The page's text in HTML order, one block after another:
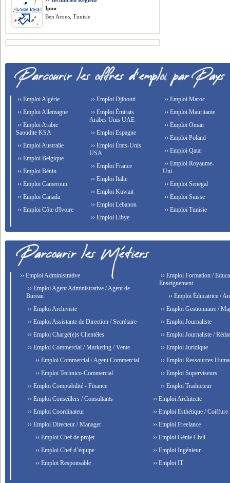
Ipmc
Ben Arous, Tunisie
›› Emploi Algérie
›› Emploi Allemagne
›› Emploi Arabie
Saoudite KSA
›› Emploi Australie
›› Emploi Belgique
›› Emploi Bénin
›› Emploi Cameroun
›› Emploi Canada
›› Emploi Côte d'Ivoire
›› Emploi Djibouti
›› Emploi Émirats
Arabes Unis UAE
›› Emploi Espagne
›› Emploi États-Unis
USA
›› Emploi France
›› Emploi Italie
›› Emploi Kuwait
›› Emploi Lebanon
›› Emploi Libye
›› Emploi Maroc
›› Emploi Mauritanie
›› Emploi Oman
›› Emploi Poland
›› Emploi Qatar
›› Emploi Royaume-
Uni
›› Emploi Senegal
›› Emploi Suisse
›› Emploi Tunisie
›› Emploi Administrative
›› Emploi Agent Administrative / Agent de
Bureau
›› Emploi Archiviste
›› Emploi Assistante de Direction / Secrétaire
›› Emploi Chargé(e)s Clientèles
›› Emploi Commercial / Marketing / Vente
›› Emploi Commercial / Agent Commercial
›› Emploi Technico-Commercial
›› Emploi Comptabilité - Finance
›› Emploi Conseillers / Consultants
›› Emploi Coordinateur
›› Emploi Directeur / Manager
›› Emploi Chef de projet
›› Emploi Chef d’équipe
›› Emploi Responsable
›› Emploi Formation /
Enseignement
›› Emploi Éducatrice /
›› Emploi Gestionnaire /
›› Emploi Journaliste
›› Emploi Journaliste /
›› Emploi Juridique
›› Emploi Ressources
›› Emploi Superviseurs
›› Emploi Traducteur
›› Emploi Architecte
›› Emploi Esthétique / Coiffure
›› Emploi Freelance
›› Emploi Génie Civil
›› Emploi Ingénieur
›› Emploi IT